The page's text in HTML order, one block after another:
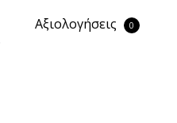
Αξιολογήσεις 0